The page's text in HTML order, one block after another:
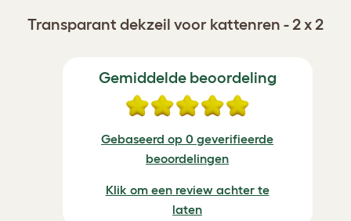
Transparant dekzeil voor kattenren - 2 x 2
Gemiddelde beoordeling
Gebaseerd op 0 geverifieerde
beoordelingen
Klik om een review achter te
laten